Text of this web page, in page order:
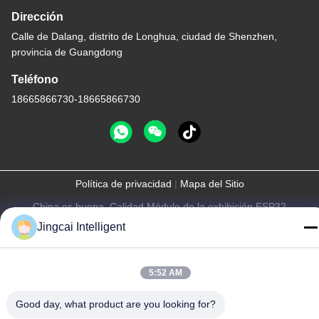
Dirección
Calle de Dalang, distrito de Longhua, ciudad de Shenzhen,
provincia de Guangdong
Teléfono
18665866730-18665866730
Política de privacidad | Mapa del Sitio
China es buena. Calidad Módulo de la exhibición ESP32
Proveedor. Derecho de autor -2026 Shenzhen Jingcai Intelligent
Jingcai Intelligent
5:52 AM
Good day, what product are you looking for?